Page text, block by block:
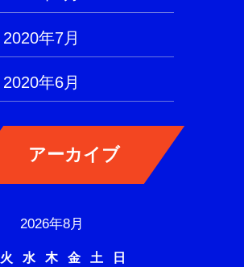
2020年7月
2020年6月
2026年8月
火 水 木 金 土 日